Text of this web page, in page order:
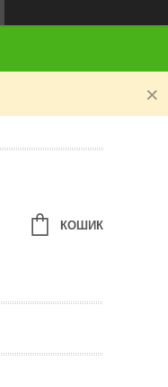
КОШИК